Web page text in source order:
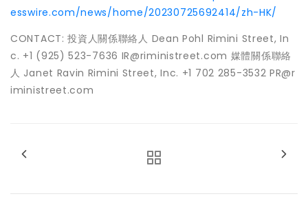
esswire.com/news/home/20230725692414/zh-HK/
CONTACT: 投資人關係聯絡人 Dean Pohl Rimini Street, In
c. +1 (925) 523-7636 IR@riministreet.com 媒體關係聯絡
人 Janet Ravin Rimini Street, Inc. +1 702 285-3532 PR@r
iministreet.com